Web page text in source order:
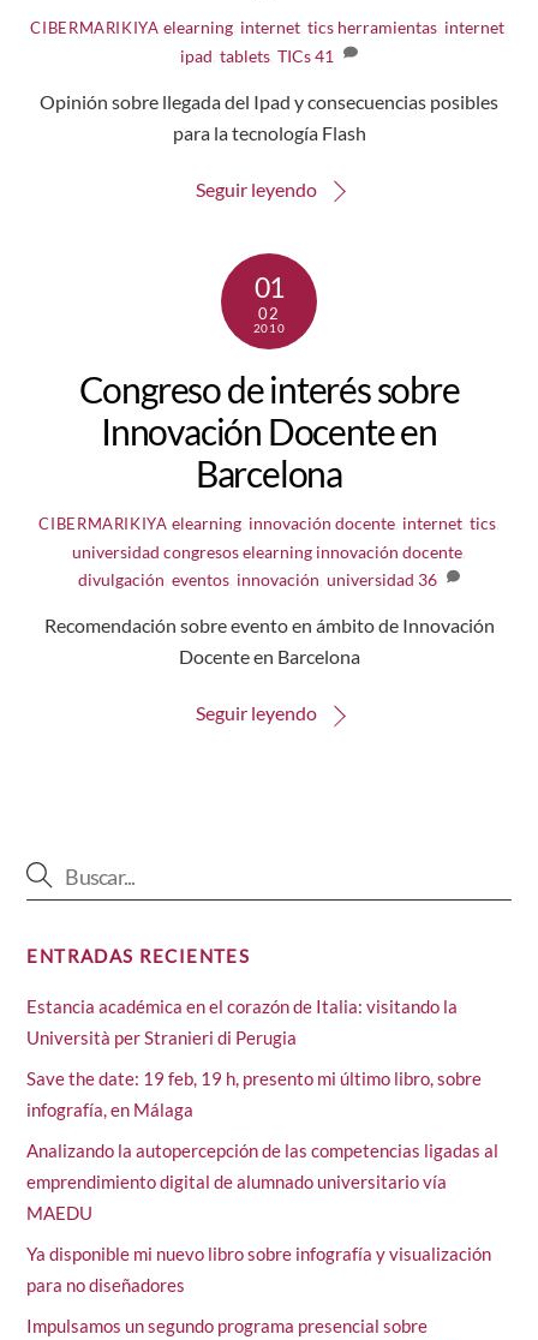
CIBERMARIKIYA elearning, internet, tics herramientas, internet,
ipad ,tablets ,TICs41
Opinión sobre llegada del Ipad y consecuencias posibles
para la tecnología Flash
Seguir leyendo
01
02
2010
Congreso de interés sobre
Innovación Docente en
Barcelona
CIBERMARIKIYA elearning, innovación docente, internet, tics,
universidad congresos elearning innovación docente
divulgación eventos, innovación universidad 36
Recomendación sobre evento en ámbito de Innovación
Docente en Barcelona
Seguir leyendo
ENTRADAS RECIENTES
Estancia académica en el corazón de Italia: visitando la
Università per Stranieri di Perugia
Save the date: 19 feb, 19 h, presento mi último libro, sobre
infografía, en Málaga
Analizando la autopercepción de las competencias ligadas al
emprendimiento digital de alumnado universitario vía
MAEDU
Ya disponible mi nuevo libro sobre infografía y visualización
para no diseñadores
Impulsamos un segundo programa presencial sobre